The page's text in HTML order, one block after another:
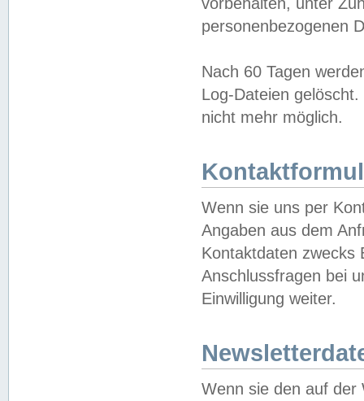
personenbezogenen
Nach 60 Tagen
Log-Dateien
nicht mehr möglich.
Wenn sie uns per
Angaben aus dem
Kontaktdaten zwecks
Anschlussfragen bei
Einwilligung weiter.
Wenn sie den auf der